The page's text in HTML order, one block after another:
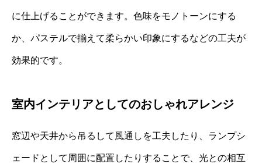
に仕上げることができます。色味をモノトーンにする
か、パステルで揃えて柔らかい印象にするなどの工夫が
効果的です。
室内インテリアとしてのおしゃれアレンジ
窓辺や天井から吊るして風通しを工夫したり、ランプシ
ェードとして周囲に配置したりすることで、光との相互